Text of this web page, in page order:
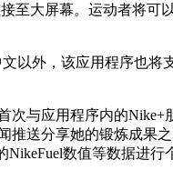
至大屏幕。运动者将可
以外，该应用程序也将
次与应用程序内的Nike+
送分享她的锻炼成果
数值等数据进行